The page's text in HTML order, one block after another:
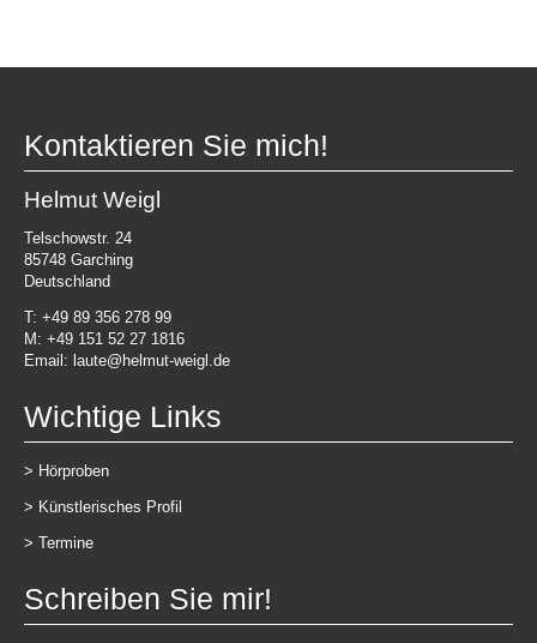
Kontaktieren Sie mich!
Helmut Weigl
Telschowstr. 24
85748 Garching
Deutschland
T: +49 89 356 278 99
M: +49 151 52 27 1816
Email: laute@helmut-weigl.de
Wichtige Links
> Hörproben
> Künstlerisches Profil
> Termine
Schreiben Sie mir!